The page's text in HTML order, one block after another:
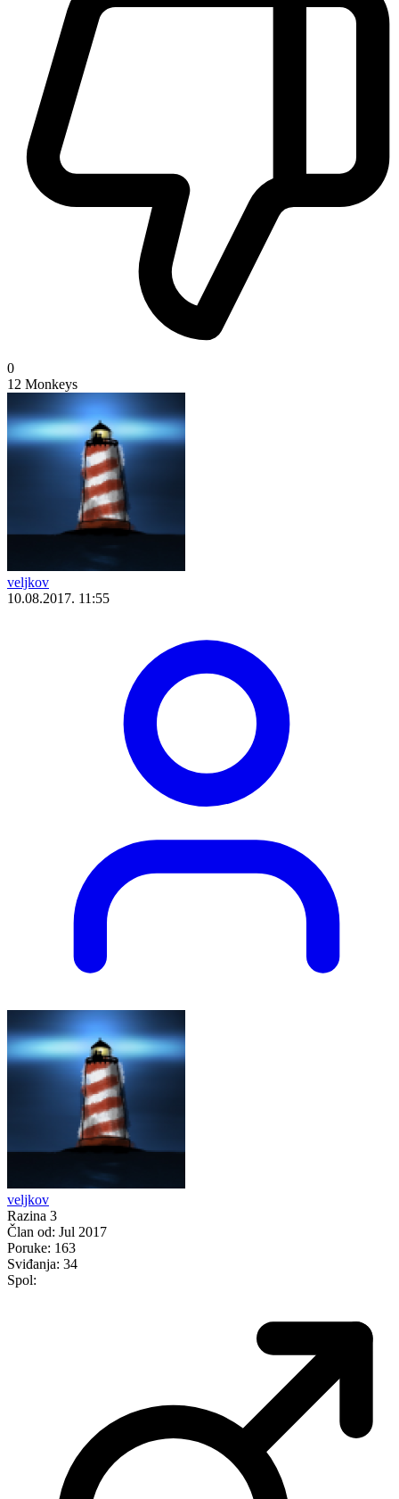
0
12 Monkeys
veljkov
10.08.2017. 11:55
veljkov
Razina 3
Član od: Jul 2017
Poruke: 163
Sviđanja: 34
Spol: